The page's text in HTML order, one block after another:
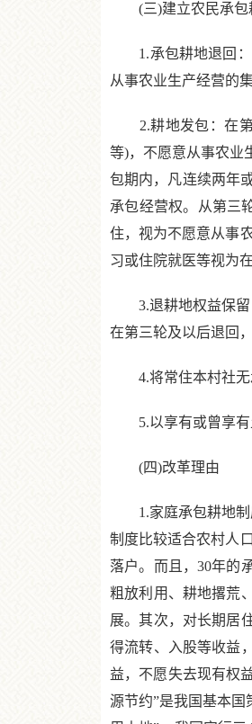
(三)建立农民承包
1.承包耕地退回：
从事农业生产经营的
2.耕地发包：在第
等)，不愿意从事农业
包期内，凡连续两年
承包经营权。从第三
住，视为不愿意从事
习或住院就医等视为
3.退耕地权益保留：
在第三轮及以后退回
4.将常住本村社无
5.以享有或曾享有
(四)改革理由
1.家庭承包耕地制
制度比较适合农村人
落户。而且，30年的
粗放利用、耕地撂荒
展。其次，对长期居
得流转、入股等收益
益，不愿失去现有权
源节约”是我国基本国